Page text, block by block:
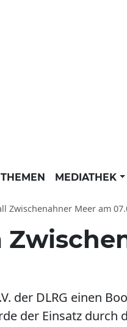
THEMEN MEDIATHEK
Zwischenahner Meer am
der DLRG einen
der Einsatz durch